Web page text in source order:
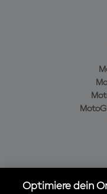
Optimiere dein